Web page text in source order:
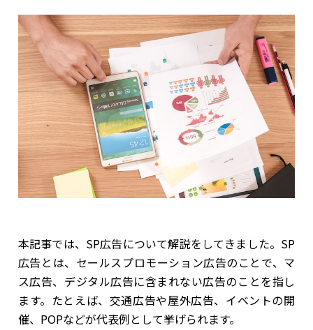
本記事では、SP広告について解説をしてきました。SP
広告とは、セールスプロモーション広告のことで、マ
ス広告、デジタル広告に含まれない広告のことを指し
ます。たとえば、交通広告や屋外広告、イベントの開
催、POPなどが代表例として挙げられます。